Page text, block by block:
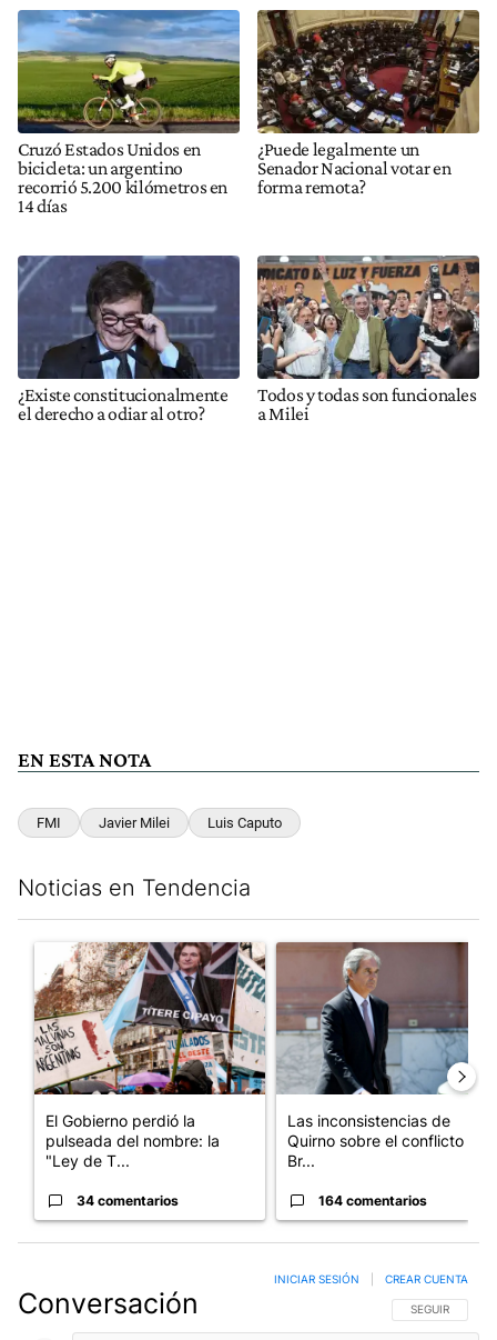
Cruzó Estados Unidos en
bicicleta: un argentino
recorrió 5.200 kilómetros en
14 días
¿Puede legalmente un
Senador Nacional votar en
forma remota?
¿Existe constitucionalmente
el derecho a odiar al otro?
Todos y todas son funcionales
a Milei
EN ESTA NOTA
FMI Javier Milei Luis Caputo
Noticias en Tendencia
Un artículo de tendencia con el título "El Gobierno perdió la
El Gobierno perdió la
pulseada del nombre: la
"Ley de T...
34 comentarios
Un artículo de tendencia con
Las inconsistencias de
Quirno sobre el conflicto con
Br...
164 comentarios
Conversación SIGA ESTA
SEGUIR
INICIAR SESIÓN CREAR CUENTA